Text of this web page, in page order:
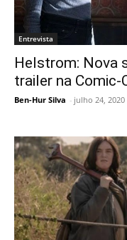
Entrevista
Helstrom: Nova
trailer na Comic-
Ben-Hur Silva - julho 24, 2020